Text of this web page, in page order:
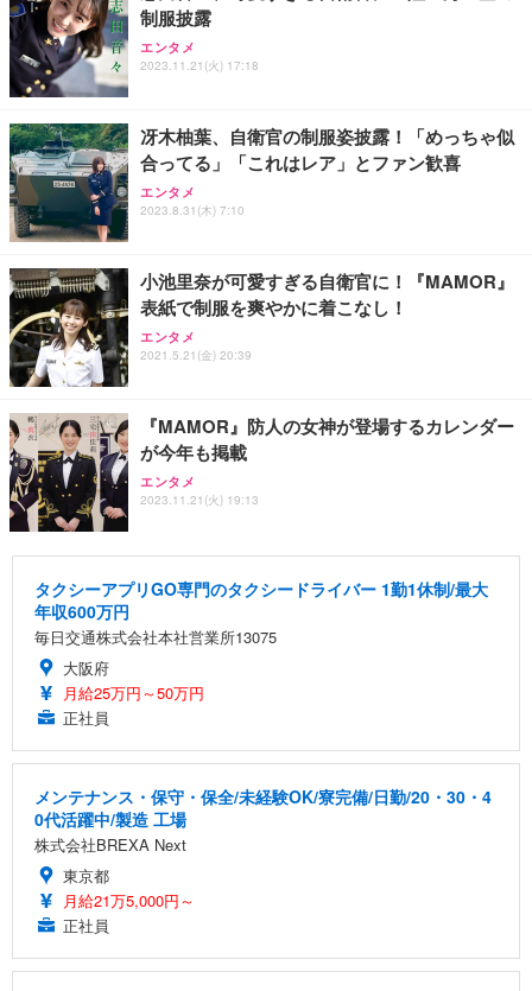
制服披露
エンタメ
2023.11.21(火) 17:18
冴木柚葉、自衛官の制服姿披露！「めっちゃ似
合ってる」「これはレア」とファン歓喜
エンタメ
2023.8.31(木) 7:10
小池里奈が可愛すぎる自衛官に！『MAMOR』
表紙で制服を爽やかに着こなし！
エンタメ
2021.5.21(金) 20:39
『MAMOR』防人の女神が登場するカレンダー
が今年も掲載
エンタメ
2023.11.21(火) 19:13
タクシーアプリGO専門のタクシードライバー 1勤1休制/最大
年収600万円
毎日交通株式会社本社営業所13075
大阪府
月給25万円～50万円
正社員
メンテナンス・保守・保全/未経験OK/寮完備/日勤/20・30・4
0代活躍中/製造 工場
株式会社BREXA Next
東京都
月給21万5,000円～
正社員